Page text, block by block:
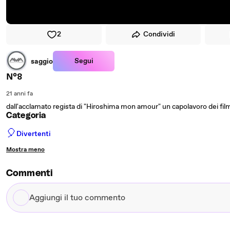
2 Condividi
saggio Segui
N°8
21 anni fa
dall'acclamato regista di "Hiroshima mon amour" un capolavoro dei
Categoria
🎈 Divertenti
Mostra meno
Commenti
Aggiungi
il